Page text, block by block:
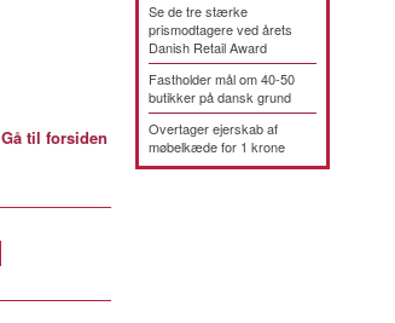
Gå til forsiden
Se de tre stærke
prismodtagere ved årets
Danish Retail Award
Fastholder mål om 40-50
butikker på dansk grund
Overtager ejerskab af
møbelkæde for 1 krone